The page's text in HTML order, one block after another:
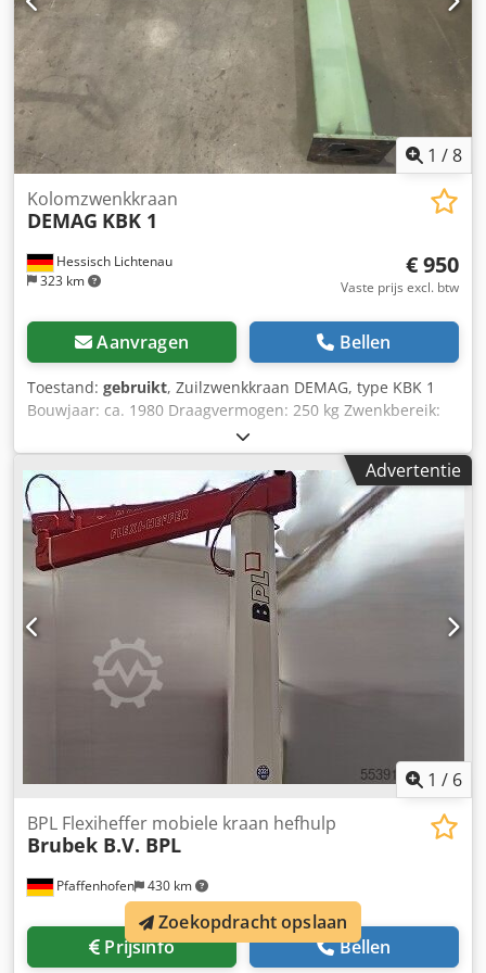
1 /8
Hessisch Lichtenau
323 km
Kolomzwenkkraan
DEMAG KBK 1
€ 950
Vaste prijs excl. btw
Aanvragen Bellen
Toestand: gebruikt, Zuilzwenkkraan DEMAG, type KBK 1
Bouwjaar: ca. 1980 Draagvermogen: 250 kg Zwenkbereik:
270° Uitschuiflengte: 2000 mm Bouwhoogte: 2300 mm
Hoogte tot onderkant van de giek: 1800 mm - Giekprofiel:
DEMAG C-profielrails KBK 1 - Loopwagen voor DEMAG C-
profielrails KBK 1 - Basisplaat kraanzuil: L x B x H = 370 x
370 x 20 mm (4 boorgaten, Ø ca. 27 mm) Credpfevp Ryhsx
Ag Ssf Eigen gewicht: 145 kg
Advertentie
1 / 6
Pfaffenhofen 430 km
BPL Flexiheffer mobiele kraan hefhulp
Brubek B.V. BPL
Prijsinfo Bellen
Zoekopdracht opslaan